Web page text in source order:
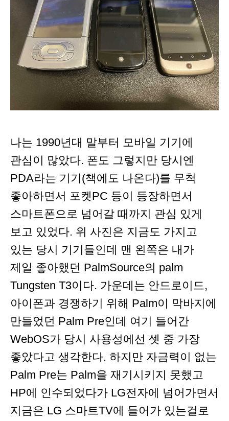
나는 1990년대 말부터 모바일 기기에
관심이 많았다. 폰도 그렇지만 당시엔
PDA라는 기기(책에도 나온다)를 무척
좋아하면서 포켓PC 등이 등장하면서
스마트폰으로 넘어갈 때까지 관심 있게
보고 있었다. 위 사진은 지금도 가지고
있는 당시 기기들인데 맨 왼쪽은 내가
제일 좋아했던 PalmSource의 palm
Tungsten T3이다. 가운데는 안드로이드,
아이폰과 경쟁하기 위해 Palm이 막바지에
만들었던 Palm Pre인데 여기 들어간
WebOS가 당시 사용성에선 셋 중 가장
좋았다고 생각한다. 하지만 자금력이 없는
Palm Pre는 Palm을 재기시키지 못했고
HP에 인수되었다가 LG전자에 넘어가면서
지금은 LG 스마트TV에 들어가 있는걸로